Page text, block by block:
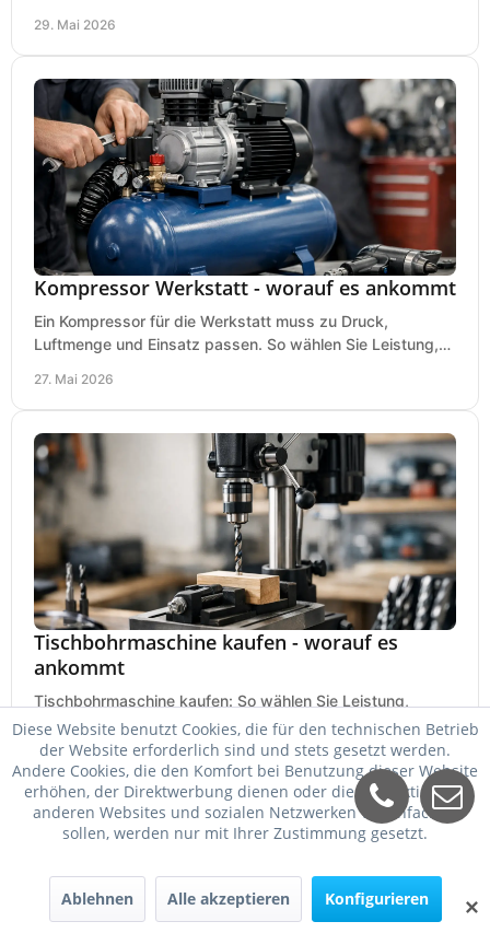
29. Mai 2026
Kompressor Werkstatt - worauf es ankommt
Ein Kompressor für die Werkstatt muss zu Druck,
Luftmenge und Einsatz passen. So wählen Sie Leistung,
27. Mai 2026
Tischbohrmaschine kaufen - worauf es
ankommt
Tischbohrmaschine kaufen: So wählen Sie Leistung,
Bohrfutter, Hub, Drehzahl und Ausstattung passend für
Werkstatt, Betrieb und Hobby aus.
25. Mai 2026
✕
Diese Website benutzt Cookies, die für den technischen Betrieb
der Website erforderlich sind und stets gesetzt werden.
Andere Cookies, die den Komfort bei Benutzung dieser Website
erhöhen, der Direktwerbung dienen oder die Interaktion mit
anderen Websites und sozialen Netzwerken vereinfachen
sollen, werden nur mit Ihrer Zustimmung gesetzt.
Ablehnen Alle akzeptieren Konfigurieren